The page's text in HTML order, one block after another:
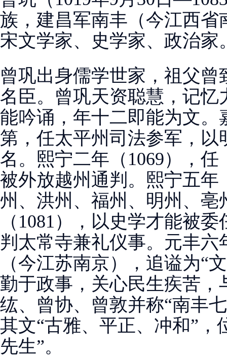
族，建昌军南丰（今江西
宋文学家、史学家、政治家
曾巩出身儒学世家，祖父
名臣。曾巩天资聪慧，记
能吟诵，年十二即能为文。
第，任太平州司法参军，
名。熙宁二年（1069），
被外放越州通判。熙宁五年
州、洪州、福州、明州、
（1081），以史学才能被
判太常寺兼礼仪事。元丰六
（今江苏南京），追谥为“
勤于政事，关心民生疾苦
纮、曾协、曾敦并称“南丰
其文“古雅、平正、冲和”，
先生”。